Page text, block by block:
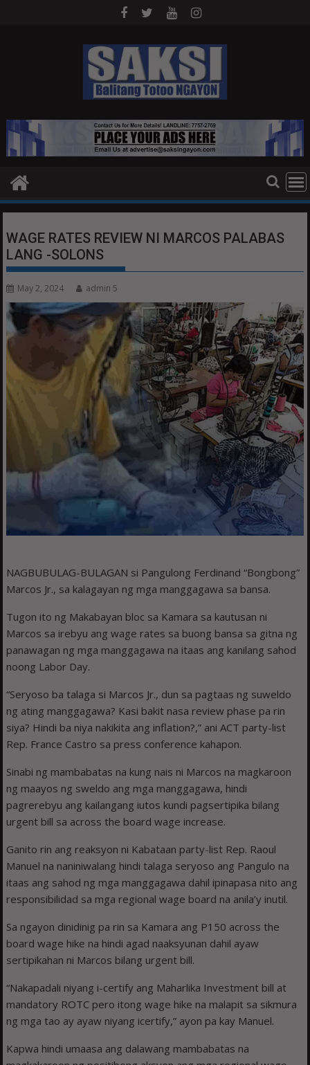
WAGE RATES REVIEW NI MARCOS PALABAS
LANG -SOLONS
May 2, 2024 admin 5
NAGBUBULAG-BULAGAN si Pangulong Ferdinand “Bongbong”
Marcos Jr., sa kalagayan ng mga manggagawa sa bansa.
Tugon ito ng Makabayan bloc sa Kamara sa kautusan ni
Marcos sa irebyu ang wage rates sa buong bansa sa gitna ng
panawagan ng mga manggagawa na itaas ang kanilang sahod
noong Labor Day.
“Seryoso ba talaga si Marcos Jr., dun sa pagtaas ng suweldo
ng ating manggagawa? Kasi bakit nasa review phase pa rin
siya? Hindi ba niya nakikita ang inflation?,” ani ACT party-list
Rep. France Castro sa press conference kahapon.
Sinabi ng mambabatas na kung nais ni Marcos na magkaroon
ng maayos ng sweldo ang mga manggagawa, hindi
pagrerebyu ang kailangang iutos kundi pagsertipika bilang
urgent bill sa across the board wage increase.
Ganito rin ang reaksyon ni Kabataan party-list Rep. Raoul
Manuel na naniniwalang hindi talaga seryoso ang Pangulo na
itaas ang sahod ng mga manggagawa dahil ipinapasa nito ang
responsibilidad sa mga regional wage board na anila’y inutil.
Sa ngayon dinidinig pa rin sa Kamara ang P150 across the
board wage hike na hindi agad naaksyunan dahil ayaw
sertipikahan ni Marcos bilang urgent bill.
“Nakapadali niyang i-certify ang Maharlika Investment bill at
mandatory ROTC pero itong wage hike na malapit sa sikmura
ng mga tao ay ayaw niyang icertify,” ayon pa kay Manuel.
Kapwa hindi umaasa ang dalawang mambabatas na